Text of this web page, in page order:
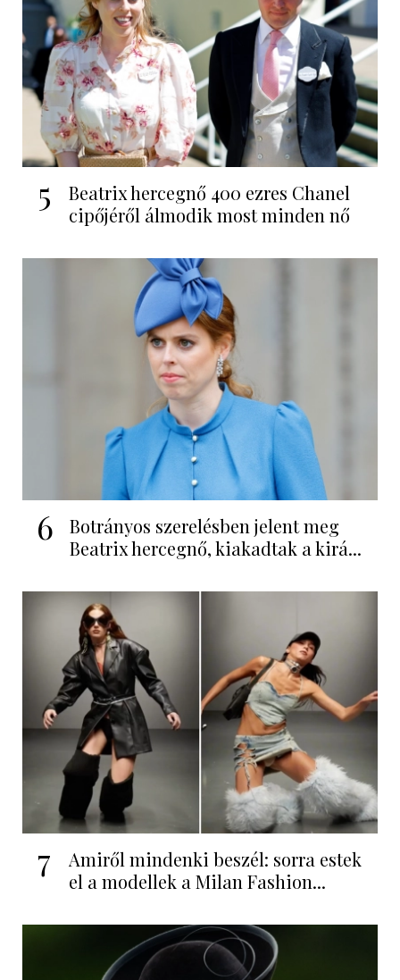
5
Beatrix hercegnő 400 ezres Chanel
cipőjéről álmodik most minden nő
6
Botrányos szerelésben jelent meg
Beatrix hercegnő, kiakadtak a kirá...
7
Amiről mindenki beszél: sorra estek
el a modellek a Milan Fashion...